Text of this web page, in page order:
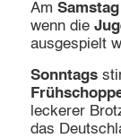
Am Samstag
wenn die
ausgespielt
Sonntags
leckerer
das